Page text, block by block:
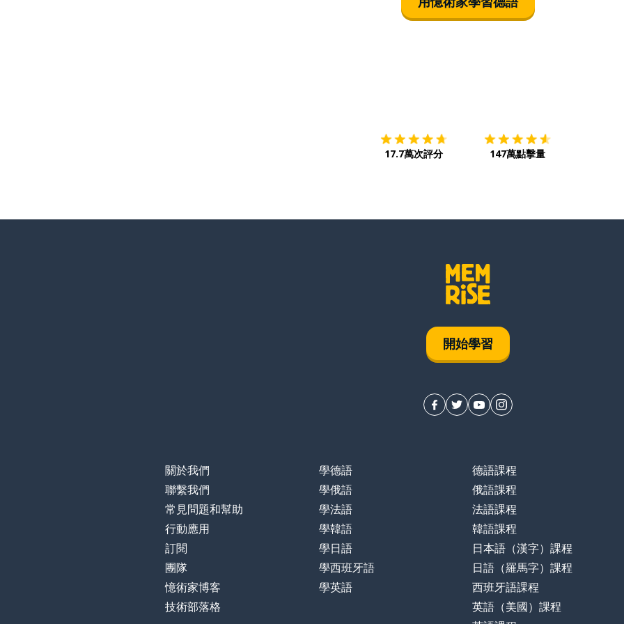
17.7萬次評分 147萬點擊量
開始學習
關於我們
聯繫我們
常見問題和幫助
行動應用
訂閱
團隊
憶術家博客
技術部落格
學德語
學俄語
學法語
學韓語
學日語
學西班牙語
學英語
德語課程
俄語課程
法語課程
韓語課程
日本語（漢字）課程
日語（羅馬字）課程
西班牙語課程
英語（美國）課程